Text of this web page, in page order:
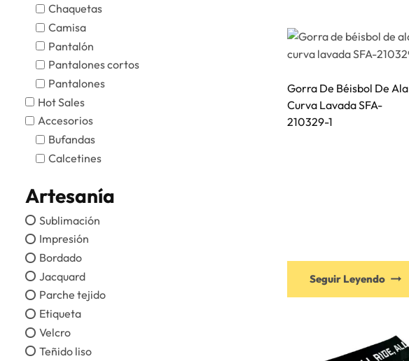
Gorra De Béisbol De Ala
Curva Lavada SFA-
210329-1
Seguir Leyendo
Chaquetas
Camisa
Pantalón
Pantalones cortos
Pantalones
Hot Sales
Accesorios
Bufandas
Calcetines
Artesanía
Sublimación
Impresión
Bordado
Jacquard
Parche tejido
Etiqueta
Velcro
Teñido liso